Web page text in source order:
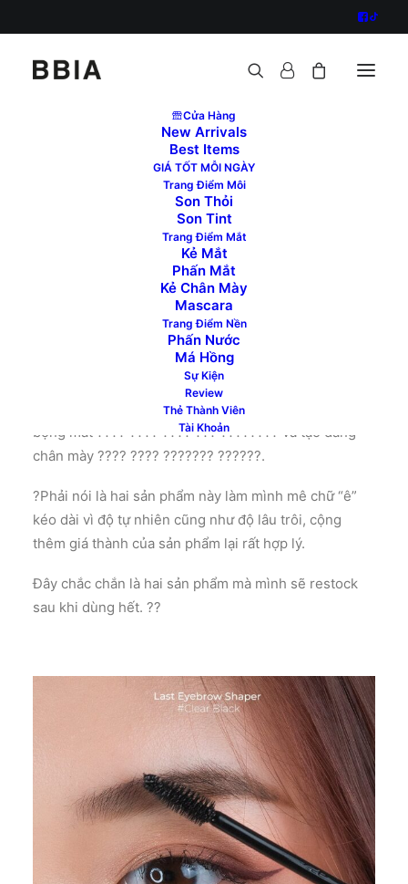
Cửa Hàng
New Arrivals
Best Items
GIÁ TỐT MỖI NGÀY
Trang Điểm Môi
Son Thỏi
Son Tint
Trang Điểm Mắt
Kẻ Mắt
Phấn Mắt
Kẻ Chân Mày
Mascara
Trang Điểm Nền
Phấn Nước
Má Hồng
Sự Kiện
Review
Thẻ Thành Viên
Tài Khoản
ĐÔI MẮT – LÔNG MÀY
DUYÊN DÁNG CÙNG
BBIA
? Dạo gần đây, các kiểu Makeup Bọng Mắt và Tạo
Shape Chân Mày Shape Đứng đang rất thịnh hành,
nên mình không thể đợi thêm chút nào để đu trend.
Tiếc là chưa có sản phẩm nào khiến mình ưng ý thật
sự cho đến khi mình khám phá ra hai sản phẩm kẻ
bọng mắt ???? ???? ???? ??? ???????? và tạo dáng
chân mày ???? ???? ??????? ??????.
?Phải nói là hai sản phẩm này làm mình mê chữ “ê”
kéo dài vì độ tự nhiên cũng như độ lâu trôi, cộng
thêm giá thành của sản phẩm lại rất hợp lý.
Đây chắc chắn là hai sản phẩm mà mình sẽ restock
sau khi dùng hết. ??